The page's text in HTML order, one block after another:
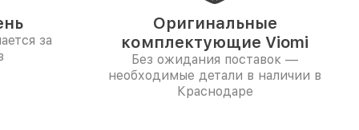
за
Оригинальные
комплектующие Viomi
Без ожидания поставок —
необходимые детали в наличии в
Краснодаре